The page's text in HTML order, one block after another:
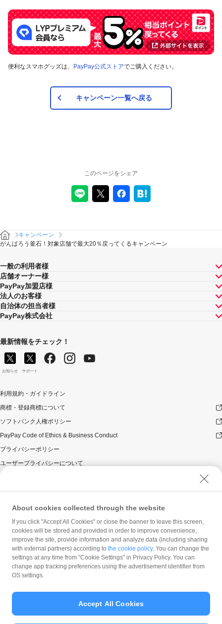
対象の支払方法
カード、PayPayあと払い（一括のみ）で、その他のお支払方
ックアップのみ対象で、それ以外は対象外です。
るPayPayボーナスの額が最大となるものが適用されま
複適用されることはありません。
本キャンペーンが適用される場合に、PayPay株式会社が
てのPayPayボーナスの付与率は、合計で支払額の66.5％
が上限です（仮にそれぞれ適用すると合計66.5％を超え
（2020年9月1日～2021年3月31日）のお支払いに適用さ
れるものであり、2021年4月1日以降は変更予定です。
キャンペーン内容および適用条件を予告なく変更する場
合や、キャンペーン自体を予告なく中止する場合があり
ます。
ヤフーカード以外のクレジットカードでお支払いされた
意ください。
対象のお支払方法にてお支払いいただいた際に、仮に本
キャンペーンを適用すると、本キャンペーンによるキャ
ンペーン期間中のPayPayボーナスの付与額が合計20,000
ペーン期間中20,000円相当を超えることはございませ
ん）。
本キャンペーンの対象となった加盟店との契約の一部に
「取消し等」といいます。）となった場合、理由の如何
にかかわらず、また返金の有無にかかわらず、当該取消
取り消されます。
本キャンペーンの対象となった加盟店との契約について
合計」は、当該取消し等をした時点から将来に向かって
付与合計」が20,000円相当に到達して以降に取消し等を
行った方が、当該取消し等の前に、PayPay決済をしてい
た場合であっても、当該取消し等によって取消し等の前
に行った決済が本キャンペーンの対象となることはあり
ません。
景品について
便利なスマホグッズは、 PayPay公式ストアでご購入ください。
キャンペーン一覧へ戻る
このページをシェア
キャンペーン
がんばろう釜石！対象店舗で最大20％戻ってくるキャンペーン
一般の利用者様
店舗オーナー様
PayPay加盟店様
法人のお客様
自治体の担当者様
PayPay株式会社
最新情報をチェック！
お知らせ サポート
利用規約・ガイドライン
商標・登録商標について
ソフトバンク人権ポリシー
PayPay Code of Ethics & Business Conduct
プライバシーポリシー
ユーザープライバシーについて
ウェブサイト利用規約
反社会的勢力に対する方針
勧誘方針
マネロン等基本方針
カスタマーハラスメントに関する当社の考え方
© PayPay Corporation
About cookies collected through the website
If you click "Accept All Cookies" or close the banner to leave this screen,
cookies will be stored and provided in order to improve convenience,
improve the site, provide information and analyze data (including sharing
with external partners) according to the cookie policy. You can change the
settings at any time from "Cookie Settings" in Privacy Policy. You can
change app tracking preferences using the advertisement identifier from
OS settings.
Accept All Cookies